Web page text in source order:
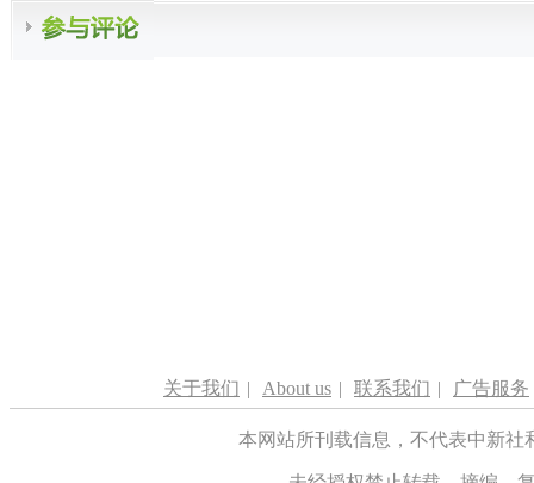
关于我们 | About us | 联系我们 | 广告服务
本网站所刊载信息，不代表中新